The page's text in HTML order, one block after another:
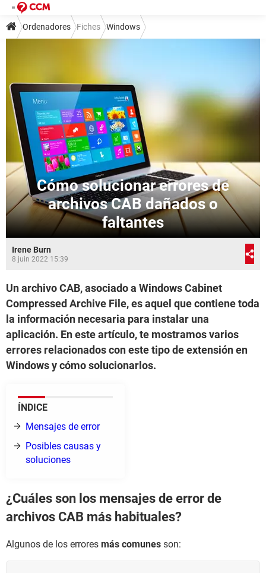
Ordenadores Fiches Windows
Cómo solucionar errores de
archivos CAB dañados o
faltantes
Irene Burn
8 juin 2022 15:39
Un archivo CAB, asociado a Windows Cabinet
Compressed Archive File, es aquel que contiene toda
la información necesaria para instalar una
aplicación. En este artículo, te mostramos varios
errores relacionados con este tipo de extensión en
Windows y cómo solucionarlos.
ÍNDICE
Mensajes de error
Posibles causas y
soluciones
¿Cuáles son los mensajes de error de
archivos CAB más habituales?
Algunos de los errores más comunes son: